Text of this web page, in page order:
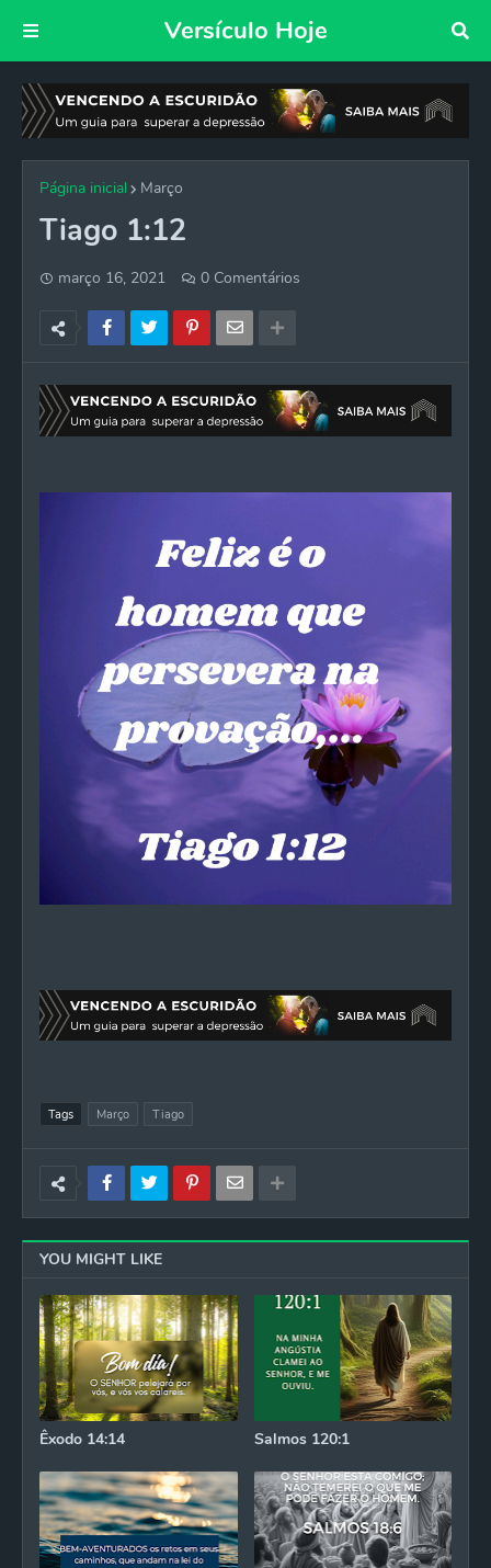
Versículo Hoje
Página inicial Março
Tiago 1:12
março 16, 2021 0 Comentários
Tags Março Tiago
YOU MIGHT LIKE
Êxodo 14:14 Salmos 120:1